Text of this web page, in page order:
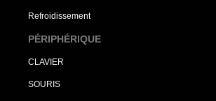
Refroidissement
PÉRIPHÉRIQUE
CLAVIER
SOURIS